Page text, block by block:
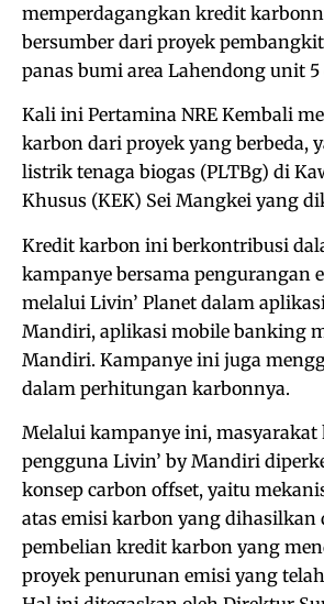
memperdagangkan kredit
bersumber dari proyek
panas bumi area Lahendong unit 5
Kali ini Pertamina NRE Kembali
karbon dari proyek yang berbeda,
listrik tenaga biogas (PLTBg) di
Khusus (KEK) Sei Mangkei yang
Kredit karbon ini berkontribusi
kampanye bersama pengurangan
melalui Livin’ Planet dalam
Mandiri, aplikasi mobile banking
Mandiri. Kampanye ini juga
dalam perhitungan karbonnya.
Melalui kampanye ini, masyarakat
pengguna Livin’ by Mandiri
konsep carbon offset, yaitu
atas emisi karbon yang dihasilkan
pembelian kredit karbon yang
proyek penurunan emisi yang